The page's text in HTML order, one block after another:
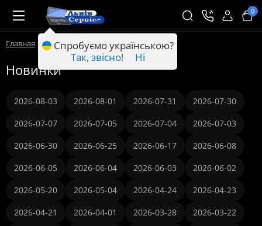
0
Главная Новинки
Новинки
2026-08-03 2026-08-01 2026-07-31
2026-07-30
2026-07-07
2026-07-05 2026-07-04
2026-07-03
2026-06-30
2026-06-25 2026-06-17
2026-06-08
2026-06-05
2026-06-04 2026-06-03
2026-06-02
2026-05-20
2026-05-04 2026-04-24
2026-04-23
2026-04-21
2026-04-01 2026-03-28
2026-03-22
Спробуємо українською?
Так, звісно!
Ні